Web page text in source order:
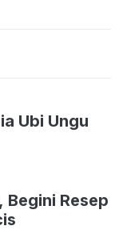
Ubi Ungu
Begini Resep